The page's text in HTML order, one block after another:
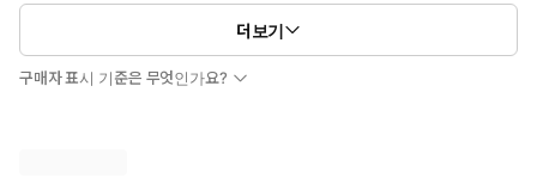
더보기
구매자 표시 기준은 무엇인가요?